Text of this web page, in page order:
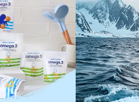
10 oct 2025
of vissmaak
29 sept 2025
of maagklachten ) dat ik ze in neem dus